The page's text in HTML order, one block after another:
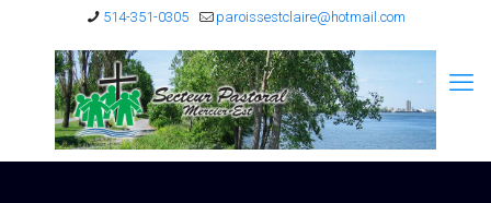
514-351-0305 paroissestclaire@hotmail.com